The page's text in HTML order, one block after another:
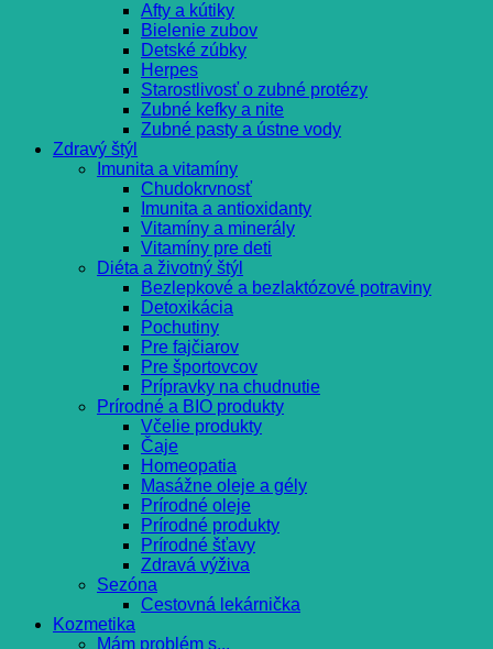
Afty a kútiky
Bielenie zubov
Detské zúbky
Herpes
Starostlivosť o zubné protézy
Zubné kefky a nite
Zubné pasty a ústne vody
Zdravý štýl
Imunita a vitamíny
Chudokrvnosť
Imunita a antioxidanty
Vitamíny a minerály
Vitamíny pre deti
Diéta a životný štýl
Bezlepkové a bezlaktózové potraviny
Detoxikácia
Pochutiny
Pre fajčiarov
Pre športovcov
Prípravky na chudnutie
Prírodné a BIO produkty
Včelie produkty
Čaje
Homeopatia
Masážne oleje a gély
Prírodné oleje
Prírodné produkty
Prírodné šťavy
Zdravá výživa
Sezóna
Cestovná lekárnička
Kozmetika
Mám problém s...